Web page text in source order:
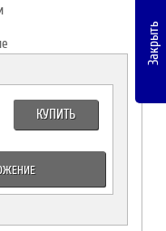
КУПИТЬ
Закрыть